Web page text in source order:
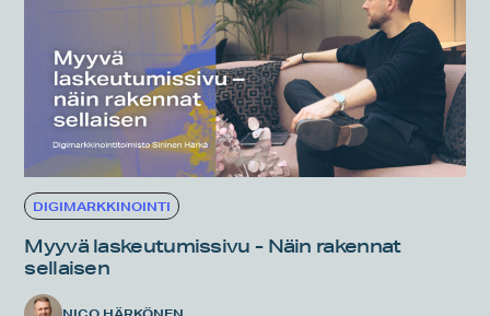
DIGIMARKKINOINTI
Myyvä laskeutumissivu - Näin rakennat
sellaisen